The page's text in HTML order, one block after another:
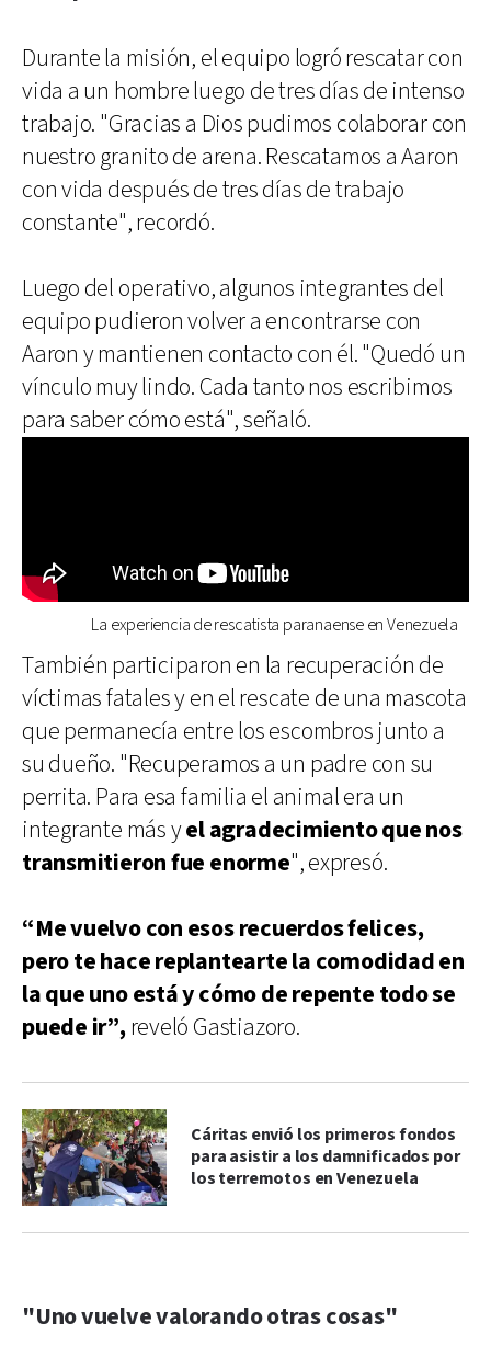
Durante la misión, el equipo logró rescatar con
vida a un hombre luego de tres días de intenso
trabajo. "Gracias a Dios pudimos colaborar con
nuestro granito de arena. Rescatamos a Aaron
con vida después de tres días de trabajo
constante", recordó.
Luego del operativo, algunos integrantes del
equipo pudieron volver a encontrarse con
Aaron y mantienen contacto con él. "Quedó un
vínculo muy lindo. Cada tanto nos escribimos
para saber cómo está", señaló.
La experiencia de rescatista paranaense en Venezuela
También participaron en la recuperación de
víctimas fatales y en el rescate de una mascota
que permanecía entre los escombros junto a
su dueño. "Recuperamos a un padre con su
perrita. Para esa familia el animal era un
integrante más yel agradecimiento que nos
transmitieron fue enorme", expresó.
“Me vuelvo con esos recuerdos felices,
pero te hace replantearte la comodidad en
la que uno está y cómo de repente todo se
puede ir”,reveló Gastiazoro.
Cáritas envió los primeros fondos
para asistir a los damnificados por
los terremotos en Venezuela
"Uno vuelve valorando otras cosas"